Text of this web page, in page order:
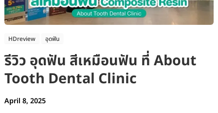
HDreview อุดฟัน
รีวิว อุดฟัน สีเหมือนฟัน ที่ About
Tooth Dental Clinic
April 8, 2025